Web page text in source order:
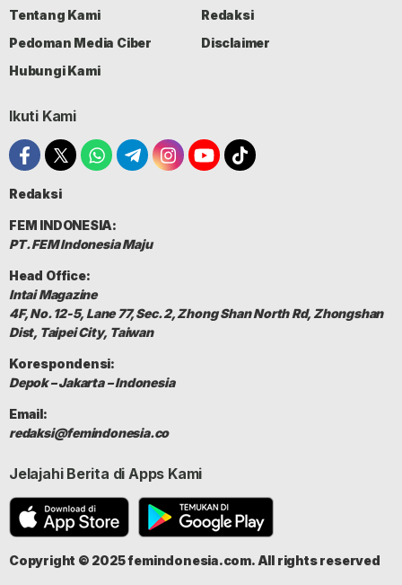
Tentang Kami
Redaksi
Pedoman Media Ciber
Disclaimer
Hubungi Kami
Ikuti Kami
Redaksi
FEM INDONESIA:
PT. FEM Indonesia Maju
Head Office:
Intai Magazine
4F, No. 12-5, Lane 77, Sec. 2, Zhong Shan North Rd, Zhongshan
Dist, Taipei City, Taiwan
Korespondensi:
Depok – Jakarta – Indonesia
Email:
redaksi@femindonesia.co
Jelajahi Berita di Apps Kami
Copyright © 2025 femindonesia.com. All rights reserved